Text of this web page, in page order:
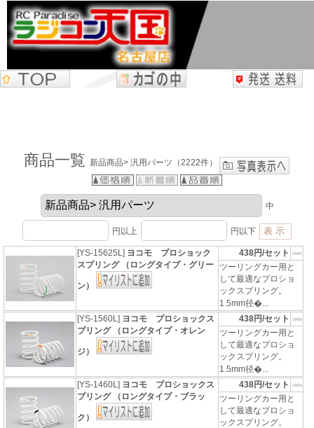
商品一覧 新品商品> 汎用パーツ（2222件）
中
円以上 円以下
[YS-15625L] ヨコモ プロショック
スプリング （ロングタイプ・グリー
ン）
438円/セット
ツーリングカー用と
して最適なプロショ
ックスプリング。
1.5mm径�...
[YS-1560L] ヨコモ プロショックス
プリング （ロングタイプ・オレン
ジ）
438円/セット
ツーリングカー用と
して最適なプロショ
ックスプリング。
1.5mm径�...
[YS-1460L] ヨコモ プロショックス
プリング （ロングタイプ・ブラッ
ク）
438円/セット
ツーリングカー用と
して最適なプロショ
ックスプリング。